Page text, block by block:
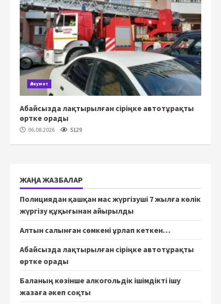
Әлеумет
Абайсызда лақтырылған сіріңке автотұрақты
өртке орады
06.08.2026 5129
ЖАҢА ЖАЗБАЛАР
Полициядан қашқан мас жүргізуші 7 жылға көлік
жүргізу құқығынан айырылды
Алтын салынған сөмкені ұрлап кеткен…
Абайсызда лақтырылған сіріңке автотұрақты
өртке орады
Баланың көзінше алкогольдік ішімдікті ішу
жазаға әкеп соқты